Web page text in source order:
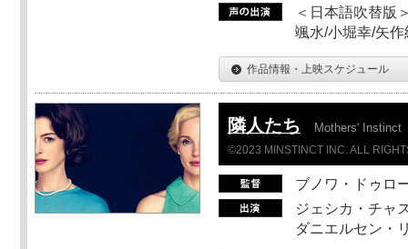
＜日本語吹替版
颯水/小堀幸/矢作
作品情報・上映スケジュール
隣人たち Mothers' Instinct
©2023 MINSTINCT INC. ALL
ブノワ・ドゥロ
ジェシカ・チャ
ダニエルセン・